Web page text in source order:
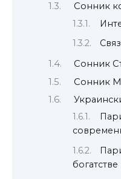
Сонник
Сонник
Сонник
богатстве